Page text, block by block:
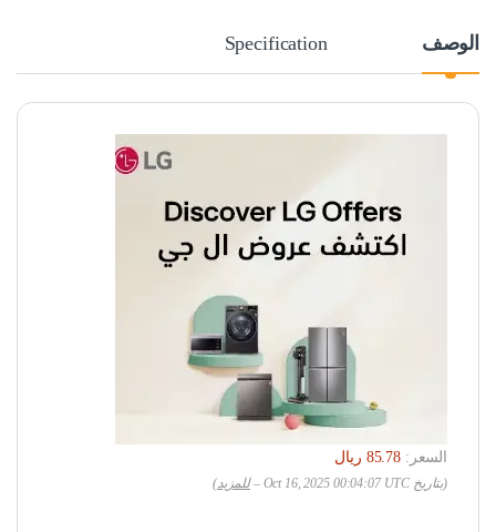
الوصف Specification
السعر:
‏85.78 ريال
(بتاريخ Oct 16, 2025 00:04:07 UTC – للمزيد)